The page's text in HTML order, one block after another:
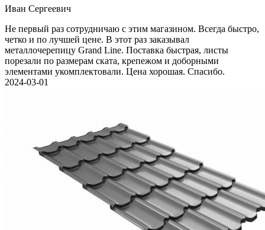
Иван Cергеевич
Не первый раз сотрудничаю с этим магазином. Всегда быстро,
четко и по лучшей цене. В этот раз заказывал
металлочерепицу Grand Line. Поставка быстрая, листы
порезали по размерам ската, крепежом и доборными
элементами укомплектовали. Цена хорошая. Спасибо.
2024-03-01